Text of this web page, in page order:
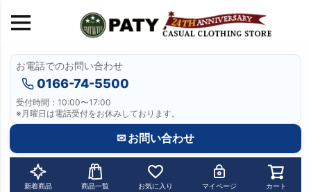
お電話でのお問い合わせ
0166-74-5500
受付時間：10:00〜17:00
※月曜日は電話受付をお休みしております。
✉ お問い合わせ
新着商品 商品一覧 お気に入り マイページ カート
キーワード
価格
表示しない
表示する
商品番号/JANコード